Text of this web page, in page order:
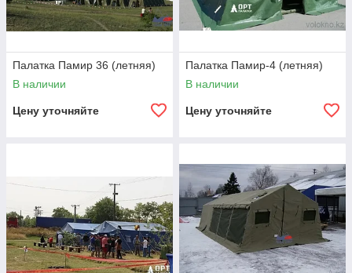
Палатка Памир 36 (летняя)
В наличии
Цену уточняйте
Палатка Памир-4 (летняя)
В наличии
Цену уточняйте